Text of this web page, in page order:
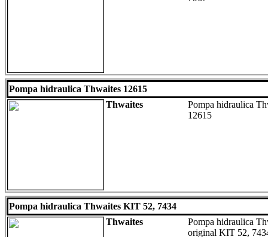
Pompa hidraulica Thwaites 12615
Thwaites
Pompa hidraulica
12615
Pompa hidraulica Thwaites KIT 52, 7434
Thwaites
Pompa hidraulica
original KIT 52,